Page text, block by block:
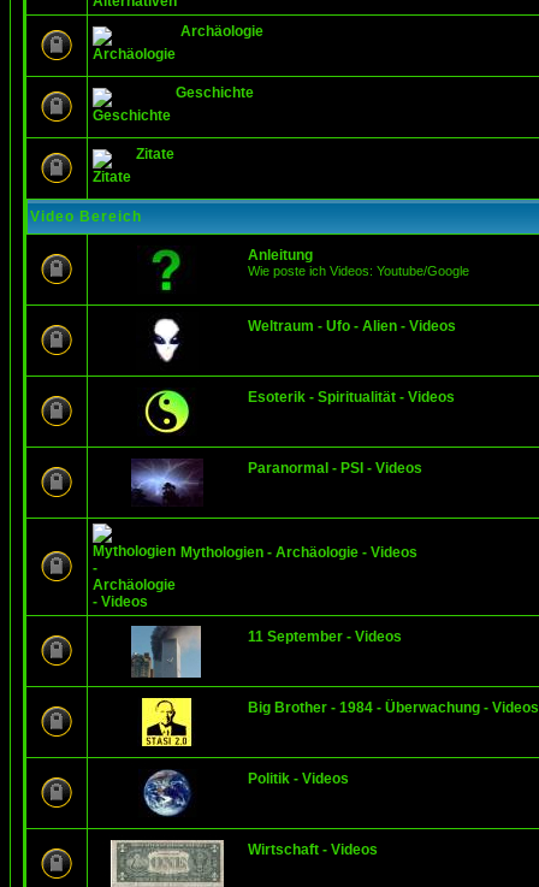
Archäologie
Geschichte
Zitate
Video Bereich
Anleitung
Wie poste ich Videos: Youtube/Google
Weltraum - Ufo - Alien - Videos
Esoterik - Spiritualität - Videos
Paranormal - PSI - Videos
Mythologien - Archäologie - Videos
11 September - Videos
Big Brother - 1984 - Überwachung - Videos
Politik - Videos
Wirtschaft - Videos